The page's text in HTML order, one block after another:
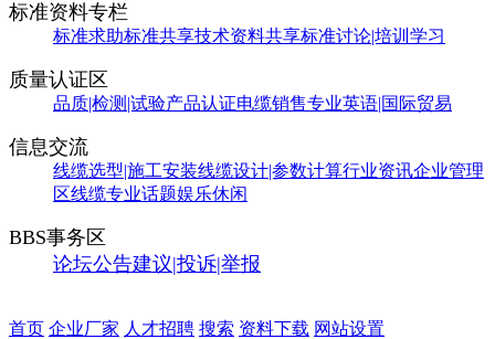
标准资料专栏
标准求助标准共享技术资料共享标准讨论|培训学习
质量认证区
品质|检测|试验产品认证电缆销售专业英语|国际贸易
信息交流
线缆选型|施工安装线缆设计|参数计算行业资讯企业管理
区线缆专业话题娱乐休闲
BBS事务区
论坛公告建议|投诉|举报
首页 企业厂家 人才招聘 搜索 资料下载 网站设置